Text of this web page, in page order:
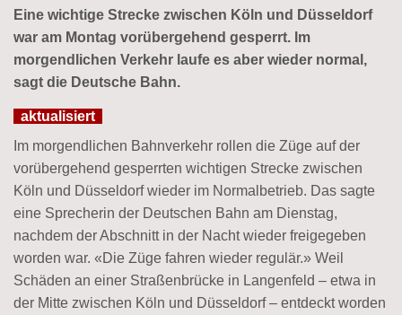
Eine wichtige Strecke zwischen Köln und Düsseldorf
war am Montag vorübergehend gesperrt. Im
morgendlichen Verkehr laufe es aber wieder normal,
sagt die Deutsche Bahn.
aktualisiert
Im morgendlichen Bahnverkehr rollen die Züge auf der
vorübergehend gesperrten wichtigen Strecke zwischen
Köln und Düsseldorf wieder im Normalbetrieb. Das sagte
eine Sprecherin der Deutschen Bahn am Dienstag,
nachdem der Abschnitt in der Nacht wieder freigegeben
worden war. «Die Züge fahren wieder regulär.» Weil
Schäden an einer Straßenbrücke in Langenfeld – etwa in
der Mitte zwischen Köln und Düsseldorf – entdeckt worden